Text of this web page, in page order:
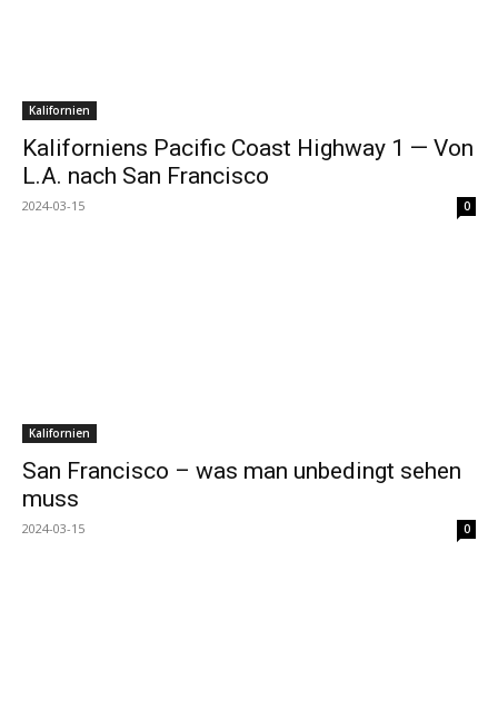
Kalifornien
Kaliforniens Pacific Coast Highway 1 — Von
L.A. nach San Francisco
2024-03-15 0
Kalifornien
San Francisco – was man unbedingt sehen
muss
2024-03-15 0